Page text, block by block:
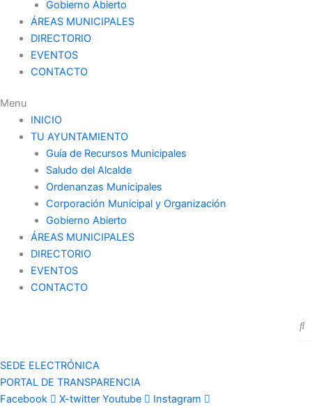
Gobierno Abierto
ÁREAS MUNICIPALES
DIRECTORIO
EVENTOS
CONTACTO
Menu
INICIO
TU AYUNTAMIENTO
Guía de Recursos Municipales
Saludo del Alcalde
Ordenanzas Municipales
Corporación Municipal y Organización
Gobierno Abierto
ÁREAS MUNICIPALES
DIRECTORIO
EVENTOS
CONTACTO
SEDE ELECTRÓNICA
PORTAL DE TRANSPARENCIA
Facebook
X-twitter Youtube Instagram